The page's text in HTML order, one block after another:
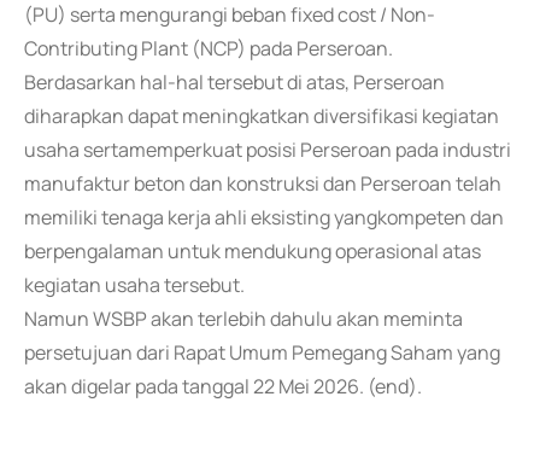
(PU) serta mengurangi beban fixed cost / Non-
Contributing Plant (NCP) pada Perseroan.
Berdasarkan hal-hal tersebut di atas, Perseroan
diharapkan dapat meningkatkan diversifikasi kegiatan
usaha sertamemperkuat posisi Perseroan pada industri
manufaktur beton dan konstruksi dan Perseroan telah
memiliki tenaga kerja ahli eksisting yangkompeten dan
berpengalaman untuk mendukung operasional atas
kegiatan usaha tersebut.
Namun WSBP akan terlebih dahulu akan meminta
persetujuan dari Rapat Umum Pemegang Saham yang
akan digelar pada tanggal 22 Mei 2026. (end).